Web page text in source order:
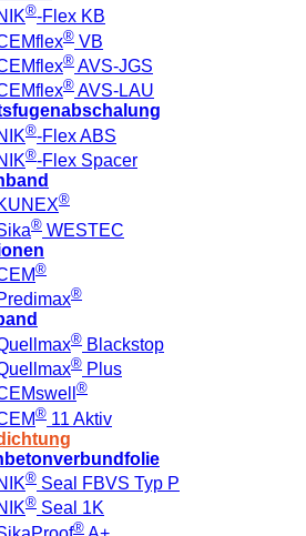
®-Flex KB
® VB
® AVS-JGS
® AVS-LAU
®-Flex ABS
®-Flex Spacer
®
® WESTEC
®
®
® Blackstop
® Plus
®
® 11 Aktiv
® Seal FBVS Typ P
® Seal 1K
®